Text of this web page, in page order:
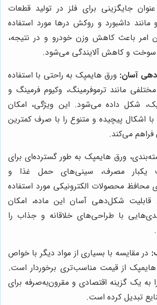
جایگزینی برای فلز در تولید قطعات
مانند داشبورد و روکش درها مورد استفاده
امر باعث کاهش وزن خودرو و در نتیجه،
سوخت و کاهش آلایندگی می‌شود.
آسان: ورق هایمپک به راحتی با استفاده
مانند ترموفرمینگ، وکیوم فرمینگ و
شکل داده می‌شود. این ویژگی، امکان
اشکال پیچیده و متنوع را با صرف کمترین
فراهم می‌کند.
ورق هایمپک به طور گسترده‌ای برای
یکبار مصرف، سینی‌های حمل غذا و
محافظ محصولات الکترونیکی مورد استفاده
قابلیت شکل‌دهی آسان این ماده، امکان
با طراحی‌های خلاقانه و جذاب را
در مقایسه با بسیاری از مواد دیگر با خواص
از قیمت مناسب‌تری برخوردار است.
به یک گزینه اقتصادی و مقرون‌به‌صرفه برای
تبدیل کرده است.